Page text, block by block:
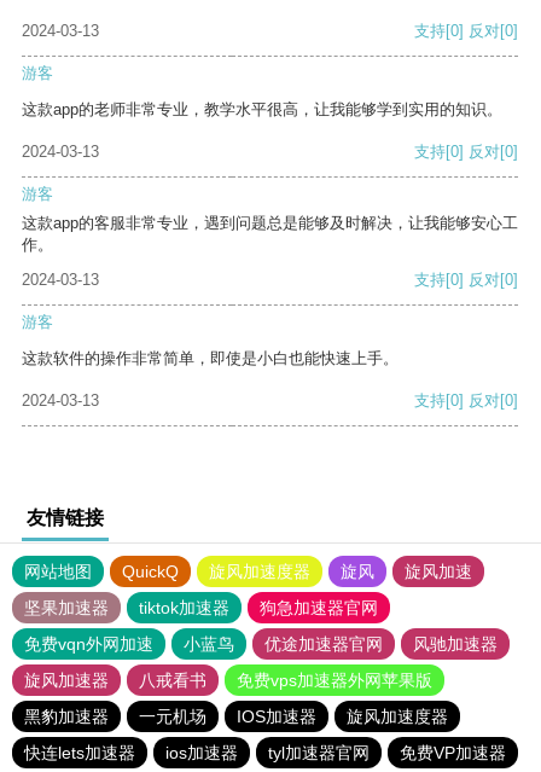
2024-03-13 支持[0] 反对[0]
游客
这款app的老师非常专业，教学水平很高，让我能够学到实用的知识。
2024-03-13 支持[0] 反对[0]
游客
这款app的客服非常专业，遇到问题总是能够及时解决，让我能够安心工
作。
2024-03-13
支持[0] 反对[0]
游客
这款软件的操作非常简单，即使是小白也能快速上手。
2024-03-13 支持[0] 反对[0]
友情链接
网站地图 QuickQ 旋风加速度器 旋风
旋风加速
坚果加速器
tiktok加速器
狗急加速器官网
免费vqn外网加速
小蓝鸟 优途加速器官网
风驰加速器
旋风加速器
八戒看书
免费vps加速器外网苹果版
黑豹加速器
一元机场 IOS加速器
旋风加速度器
快连lets加速器
ios加速器 tyl加速器官网 免费VP加速器